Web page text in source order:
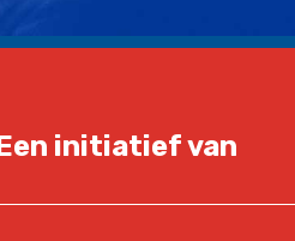
initiatief van